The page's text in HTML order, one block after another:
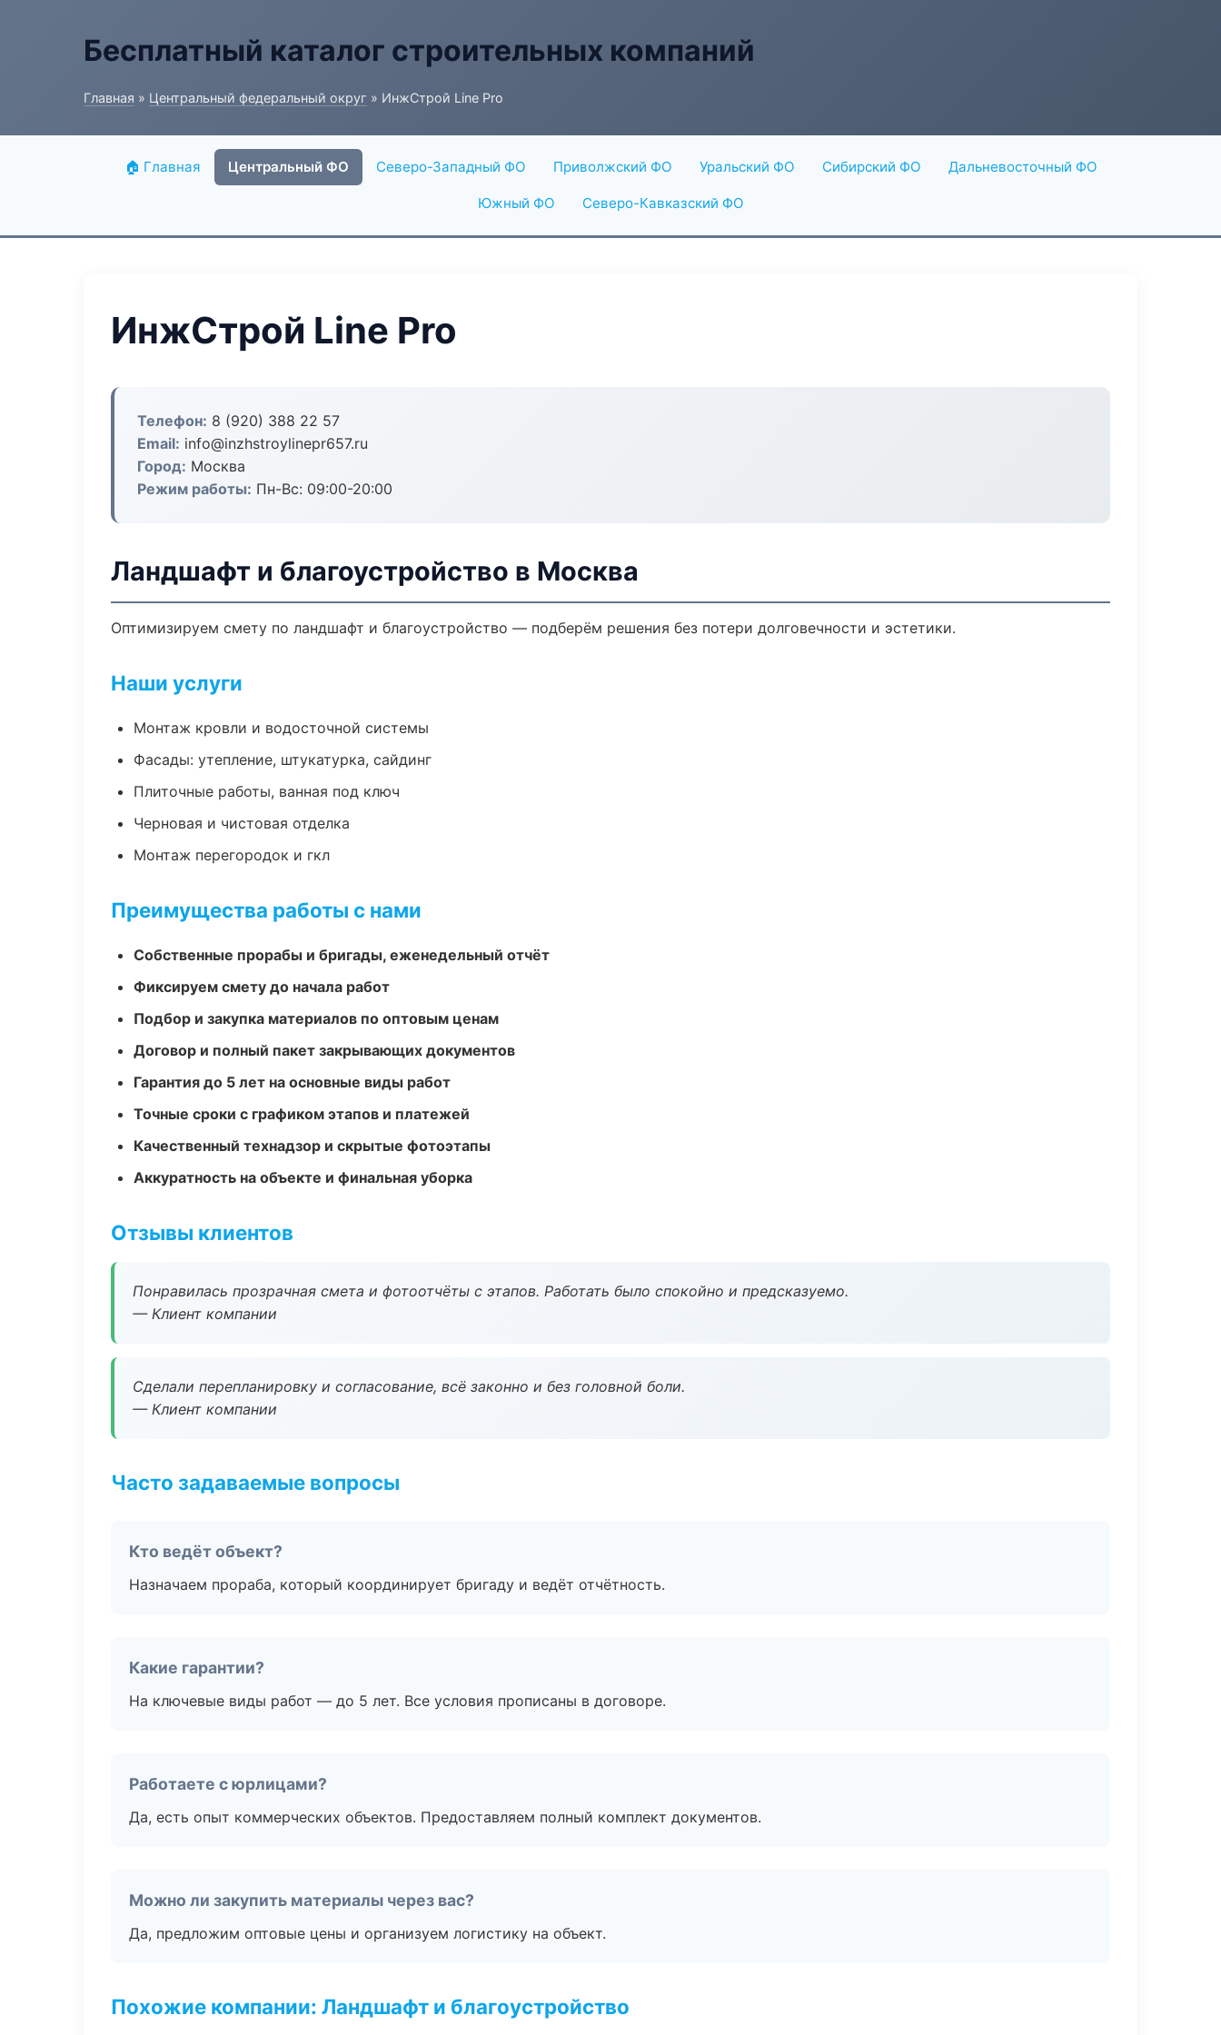
Бесплатный каталог строительных компаний
Главная » Центральный федеральный округ » ИнжСтрой Line Pro
🏠 Главная Центральный ФО Северо-Западный ФО Приволжский ФО Уральский ФО Сибирский ФО Дальневосточный ФО
Южный ФО Северо-Кавказский ФО
ИнжСтрой Line Pro
Телефон: 8 (920) 388 22 57
Email: info@inzhstroylinepr657.ru
Город: Москва
Режим работы: Пн-Вс: 09:00-20:00
Ландшафт и благоустройство в Москва
Оптимизируем смету по ландшафт и благоустройство — подберём решения без потери долговечности и эстетики.
Наши услуги
Монтаж кровли и водосточной системы
Фасады: утепление, штукатурка, сайдинг
Плиточные работы, ванная под ключ
Черновая и чистовая отделка
Монтаж перегородок и гкл
Преимущества работы с нами
Собственные прорабы и бригады, еженедельный отчёт
Фиксируем смету до начала работ
Подбор и закупка материалов по оптовым ценам
Договор и полный пакет закрывающих документов
Гарантия до 5 лет на основные виды работ
Точные сроки с графиком этапов и платежей
Качественный технадзор и скрытые фотоэтапы
Аккуратность на объекте и финальная уборка
Отзывы клиентов
Понравилась прозрачная смета и фотоотчёты с этапов. Работать было спокойно и предсказуемо.
— Клиент компании
Сделали перепланировку и согласование, всё законно и без головной боли.
— Клиент компании
Часто задаваемые вопросы
Кто ведёт объект?
Назначаем прораба, который координирует бригаду и ведёт отчётность.
Какие гарантии?
На ключевые виды работ — до 5 лет. Все условия прописаны в договоре.
Работаете с юрлицами?
Да, есть опыт коммерческих объектов. Предоставляем полный комплект документов.
Можно ли закупить материалы через вас?
Да, предложим оптовые цены и организуем логистику на объект.
Похожие компании: Ландшафт и благоустройство